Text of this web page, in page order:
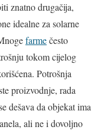
znatno drugačija,
idealne za solarne
farmečesto
tokom cijelog
Potrošnja
proizvodnje, rada
dešava da objekat ima
ali ne i dovoljno